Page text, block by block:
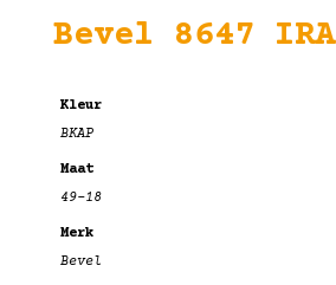
Bevel 8647 IRA
Kleur
BKAP
Maat
49-18
Merk
Bevel